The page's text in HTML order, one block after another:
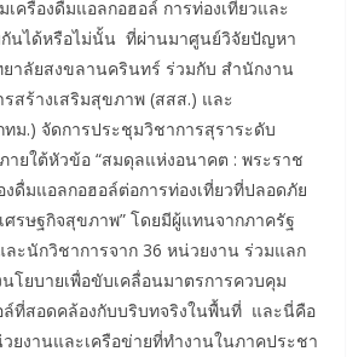
ครื่องดื่มแอลกอฮอล์ การท่องเที่ยวและ
กันได้หรือไม่นั้น ที่ผ่านมาศูนย์วิจัยปัญหา
ยาลัยสงขลานครินทร์ ร่วมกับ สำนักงาน
สร้างเสริมสุขภาพ (สสส.) และ
ทม.) จัดการประชุมวิชาการสุราระดับ
ายใต้หัวข้อ “สมดุลแห่งอนาคต : พระราช
ดื่มแอลกอฮอล์ต่อการท่องเที่ยวที่ปลอดภัย
ศรษฐกิจสุขภาพ” โดยมีผู้แทนจากภาครัฐ
ะนักวิชาการจาก 36 หน่วยงาน ร่วมแลก
โยบายเพื่อขับเคลื่อนมาตรการควบคุม
ล์ที่สอดคล้องกับบริบทจริงในพื้นที่ และนี่คือ
ยงานและเครือข่ายที่ทำงานในภาคประชา